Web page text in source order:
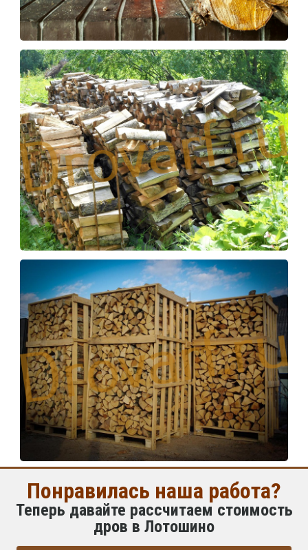
Понравилась наша работа?
Теперь давайте рассчитаем стоимость
дров в Лотошино